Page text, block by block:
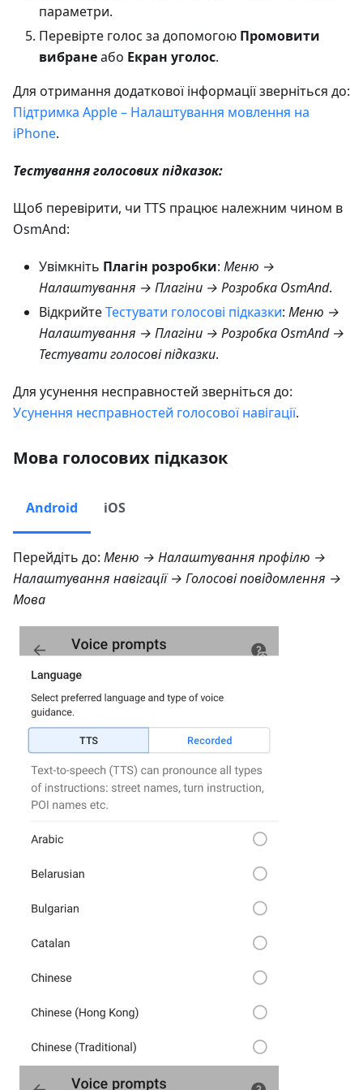
параметри.
Перевірте голос за допомогою Промовити
вибранеабо Екран уголос.
Для отримання додаткової інформації зверніться до:
Підтримка Apple – Налаштування мовлення на
iPhone.
Тестування голосових підказок:
Щоб перевірити, чи TTS працює належним чином в
OsmAnd:
Увімкніть Плагін розробки: Меню →
Налаштування → Плагіни → Розробка OsmAnd.
ВідкрийтеТестувати голосові підказки: Меню →
Налаштування → Плагіни → Розробка OsmAnd →
Тестувати голосові підказки.
Для усунення несправностей зверніться до:
Усунення несправностей голосової навігації.
Мова голосових підказок
Android iOS
Перейдіть до: Меню → Налаштування профілю →
Налаштування навігації → Голосові повідомлення →
Мова